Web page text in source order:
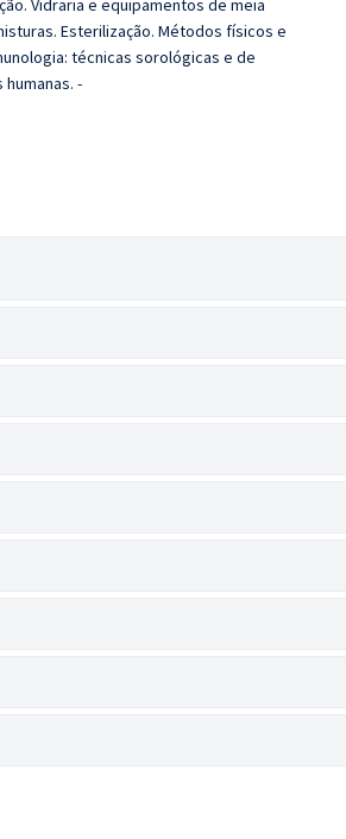
Vidraria e equipamentos de meia
Esterilização. Métodos físicos e
técnicas sorológicas e de
-